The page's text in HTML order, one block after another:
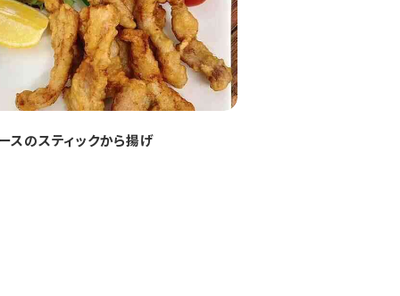
スのスティックから揚げ